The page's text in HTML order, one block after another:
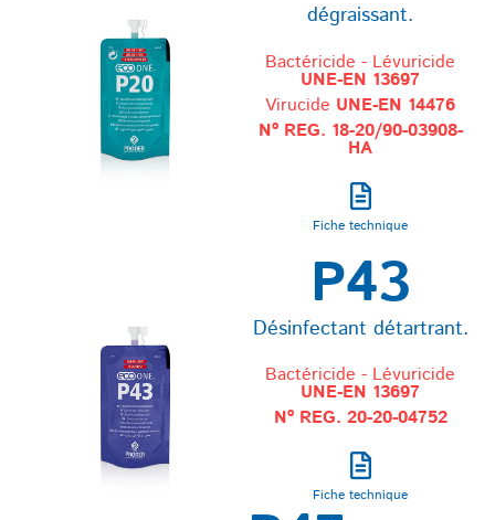
dégraissant.
Bactéricide - Lévuricide
UNE-EN 13697
Virucide UNE-EN 14476
Nº REG. 18-20/90-03908-
HA
Fiche technique
P43
Désinfectant détartrant.
Bactéricide - Lévuricide
UNE-EN 13697
Nº REG. 20-20-04752​
Fiche technique